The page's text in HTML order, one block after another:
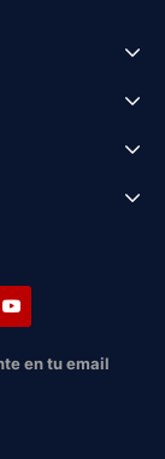
en tu email